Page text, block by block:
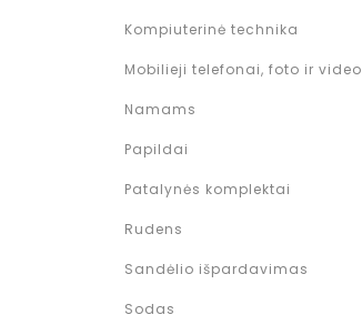
Kompiuterinė technika
Mobilieji telefonai, foto ir video
Namams
Papildai
Patalynės komplektai
Rudens
Sandėlio išpardavimas
Sodas